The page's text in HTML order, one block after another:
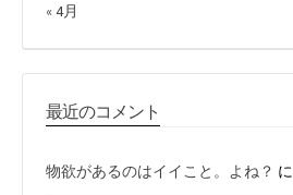
« 4月
最近のコメント
物欲があるのはイイこと。よね？ に